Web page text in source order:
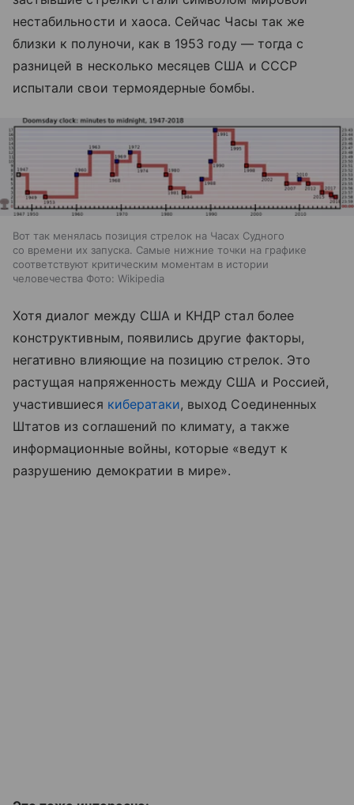
нестабильности и хаоса. Сейчас Часы так же
близки к полуночи, как в 1953 году — тогда с
разницей в несколько месяцев США и СССР
испытали свои термоядерные бомбы.
Вот так менялась позиция стрелок на Часах Судного
со времени их запуска. Самые нижние точки на графике
соответствуют критическим моментам в истории
человечества Фото: Wikipedia
Хотя диалог между США и КНДР стал более
конструктивным, появились другие факторы,
негативно влияющие на позицию стрелок. Это
растущая напряженность между США и Россией,
участившиеся кибератаки, выход Соединенных
Штатов из соглашений по климату, а также
информационные войны, которые «ведут к
разрушению демократии в мире».